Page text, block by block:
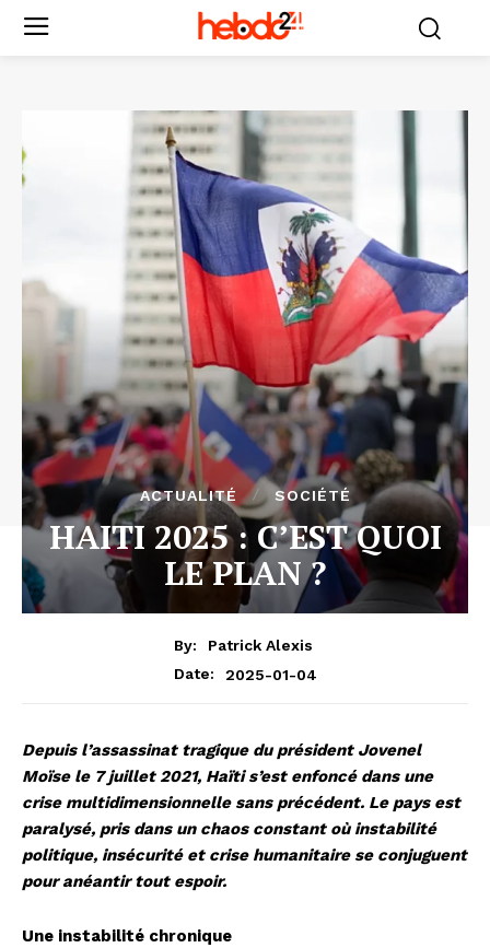
ACTUALITÉ SOCIÉTÉ
HAITI 2025 : C’EST QUOI
LE PLAN ?
By:
Patrick Alexis
Date:
2025-01-04
Depuis l’assassinat tragique du président Jovenel
Moïse le 7 juillet 2021, Haïti s’est enfoncé dans une
crise multidimensionnelle sans précédent. Le pays est
paralysé, pris dans un chaos constant où instabilité
politique, insécurité et crise humanitaire se conjuguent
pour anéantir tout espoir.
Une instabilité chronique